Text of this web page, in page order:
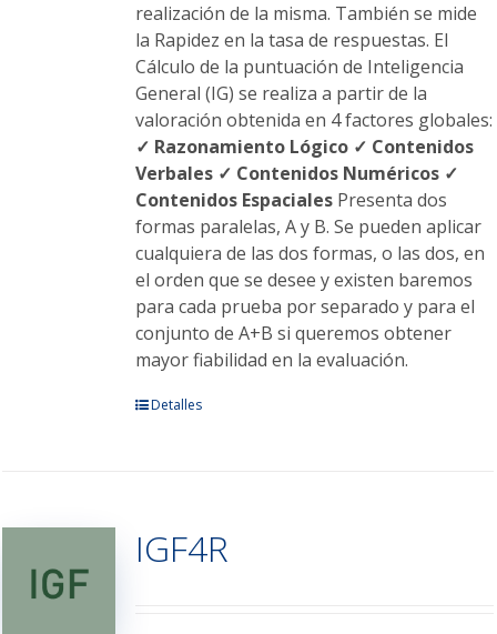
realización de la misma. También se mide
la Rapidez en la tasa de respuestas. El
Cálculo de la puntuación de Inteligencia
General (IG) se realiza a partir de la
valoración obtenida en 4 factores globales:
✓ Razonamiento Lógico ✓ Contenidos
Verbales ✓ Contenidos Numéricos ✓
Contenidos EspacialesPresenta dos
formas paralelas, A y B. Se pueden aplicar
cualquiera de las dos formas, o las dos, en
el orden que se desee y existen baremos
para cada prueba por separado y para el
conjunto de A+B si queremos obtener
mayor fiabilidad en la evaluación.
Este
Las
opciones
Detalles
IGF4R